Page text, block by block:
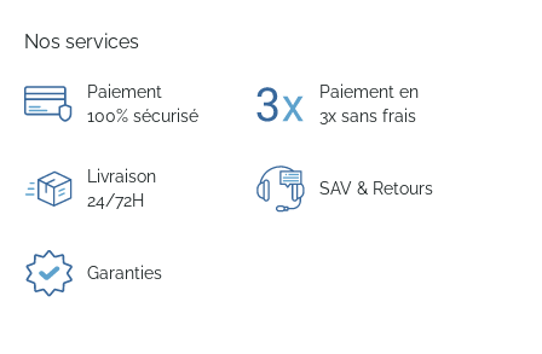
Nos services
Paiement
100% sécurisé
Paiement en
3x sans frais
Livraison
24/72H
SAV & Retours
Garanties